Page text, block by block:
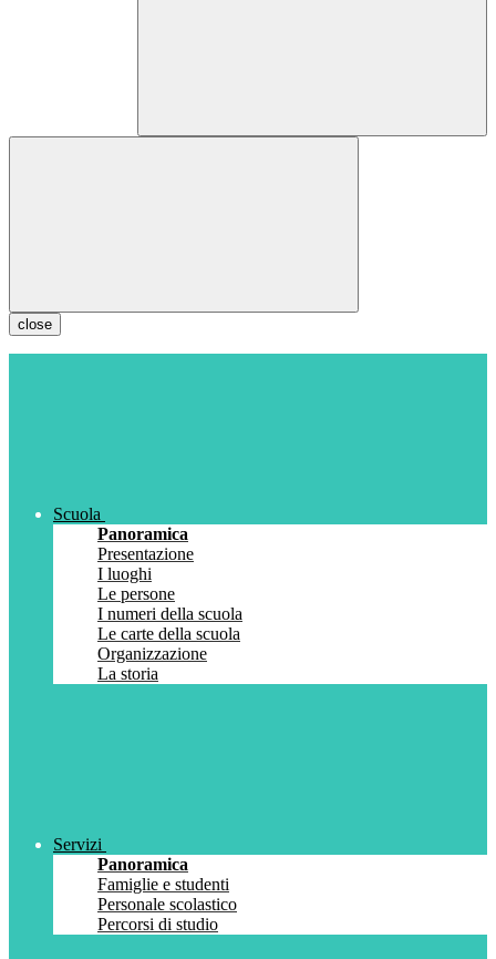
close
Scuola
Panoramica
Presentazione
I luoghi
Le persone
I numeri della scuola
Le carte della scuola
Organizzazione
La storia
Servizi
Panoramica
Famiglie e studenti
Personale scolastico
Percorsi di studio